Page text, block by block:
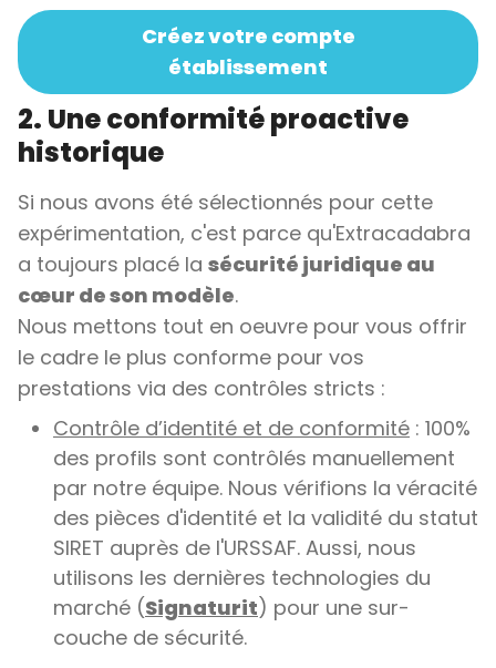
Créez votre compte
établissement
2. Une conformité proactive
historique
Si nous avons été sélectionnés pour cette
expérimentation, c'est parce qu'Extracadabra
a toujours placé la sécurité juridique au
cœur de son modèle.
Nous mettons tout en oeuvre pour vous offrir
le cadre le plus conforme pour vos
prestations via des contrôles stricts :
Contrôle d’identité et de conformité : 100%
des profils sont contrôlés manuellement
par notre équipe. Nous vérifions la véracité
des pièces d'identité et la validité du statut
SIRET auprès de l'URSSAF. Aussi, nous
utilisons les dernières technologies du
marché (Signaturit) pour une sur-
couche de sécurité.